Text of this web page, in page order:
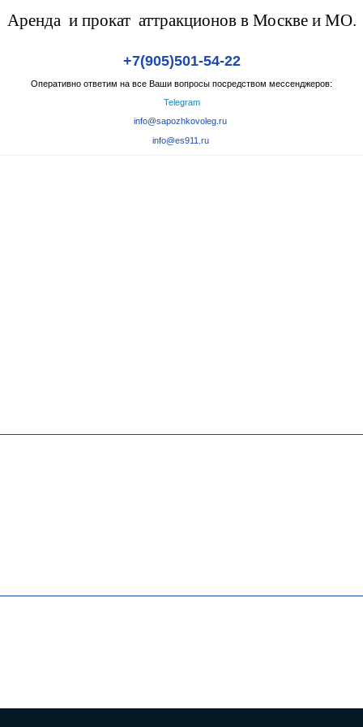
Аренда и прокат аттракционов в Москве и МО.
+7(905)501-54-22
Оперативно ответим на все Ваши вопросы посредством мессенджеров:
Telegram
info@sapozhkovoleg.ru
info@es911.ru